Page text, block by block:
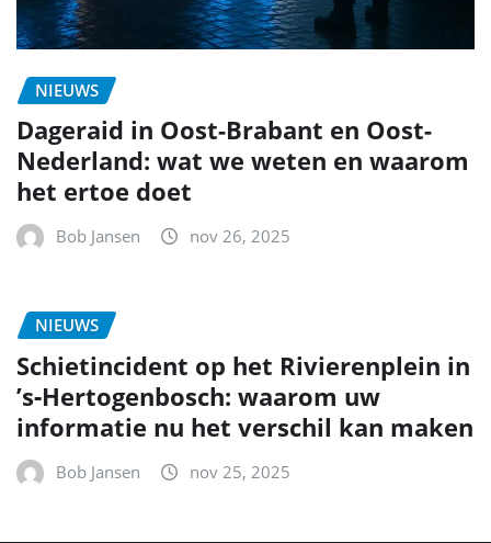
NIEUWS
Dageraid in Oost-Brabant en Oost-
Nederland: wat we weten en waarom
het ertoe doet
Bob Jansen nov 26, 2025
NIEUWS
Schietincident op het Rivierenplein in
’s‑Hertogenbosch: waarom uw
informatie nu het verschil kan maken
Bob Jansen nov 25, 2025